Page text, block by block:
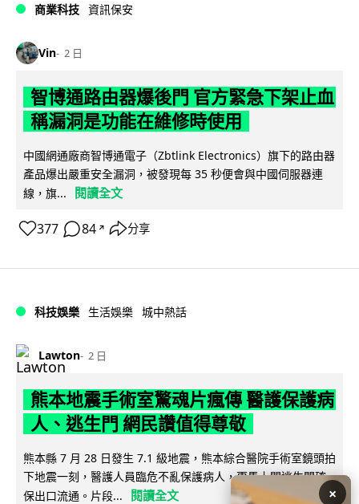
商業科技 資訊保安
Vin 2 日
智博通路由器爆後門 官方緊急下架止血
稱漏洞是功能在維修時使用
中國網通廠商智博通電子（Zbtlink Electronics）旗下的路由器
產品爆出嚴重安全漏洞，被發現每 35 秒便會與中國伺服器連
線，旗...
閱讀全文
377 84 ↗ 分享
科技娛樂 生活娛樂 城中熱話
Lawton 2 日
熊本地震手術室驚魂片瘋傳 醫護保護病
人、逃生門 網民讚值得尊敬
熊本縣 7 月 28 日發生 7.1 級地震，熊本綜合醫院手術室鏡頭拍
下地震一刻，醫護人員臨危不亂保護病人，更馬上開逃生門確
保出口流通。片段...
閱讀全文 ×